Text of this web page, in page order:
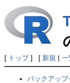
[ トップ] [ 新規 | 一
バックアップ